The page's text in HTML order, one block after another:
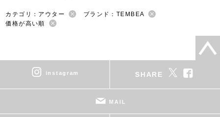
カテゴリ：アウター
ブランド：TEMBEA
価格が高い順
instagram SHARE
MAIL